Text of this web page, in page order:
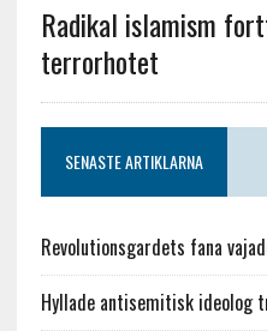
Radikal islamism
terrorhotet
SENASTE ARTIKLARNA
Revolutionsgardets fana
Hyllade antisemitisk ideolog